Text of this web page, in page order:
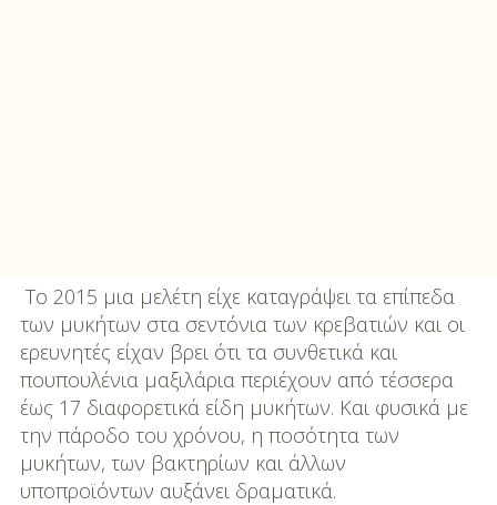
Το 2015 μια μελέτη είχε καταγράψει τα επίπεδα
των μυκήτων στα σεντόνια των κρεβατιών και οι
ερευνητές είχαν βρει ότι τα συνθετικά και
πουπουλένια μαξιλάρια περιέχουν από τέσσερα
έως 17 διαφορετικά είδη μυκήτων. Και φυσικά με
την πάροδο του χρόνου, η ποσότητα των
μυκήτων, των βακτηρίων και άλλων
υποπροϊόντων αυξάνει δραματικά.